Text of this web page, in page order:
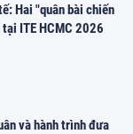
Hai "quân bài chiến
ITE HCMC 2026
và hành trình đưa